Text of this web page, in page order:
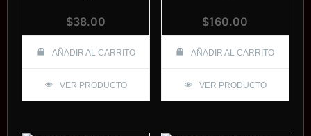
$38.00
AÑADIR AL CARRITO
VER PRODUCTO
$160.00
AÑADIR AL CARRITO
VER PRODUCTO